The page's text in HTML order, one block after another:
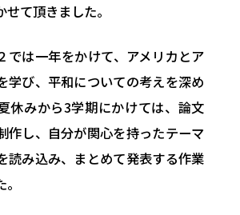
て頂きました。
では一年をかけて、アメリカとア
学び、平和についての考えを深め
休みから3学期にかけては、論文
作し、自分が関心を持ったテーマ
読み込み、まとめて発表する作業